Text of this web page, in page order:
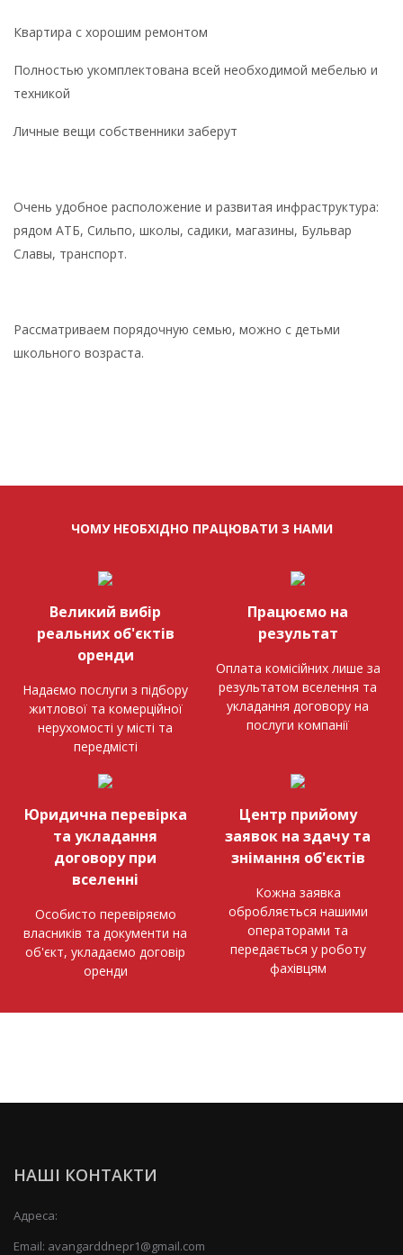
Квартира с хорошим ремонтом
Полностью укомплектована всей необходимой мебелью и
техникой
Личные вещи собственники заберут
Очень удобное расположение и развитая инфраструктура:
рядом АТБ, Сильпо, школы, садики, магазины, Бульвар
Славы, транспорт.
Рассматриваем порядочную семью, можно с детьми
школьного возраста.
ЧОМУ НЕОБХІДНО ПРАЦЮВАТИ З НАМИ
Великий вибір
реальних об'єктів
оренди
Надаємо послуги з підбору
житлової та комерційної
нерухомості у місті та
передмісті
Працюємо на
результат
Оплата комісійних лише за
результатом вселення та
укладання договору на
послуги компанії
Юридична перевірка
та укладання
договору при
вселенні
Особисто перевіряємо
власників та документи на
об'єкт, укладаємо договір
оренди
Центр прийому
заявок на здачу та
знімання об'єктів
Кожна заявка
обробляється нашими
операторами та
передається у роботу
фахівцям
НАШІ КОНТАКТИ
Адреса:
Email: avangarddnepr1@gmail.com